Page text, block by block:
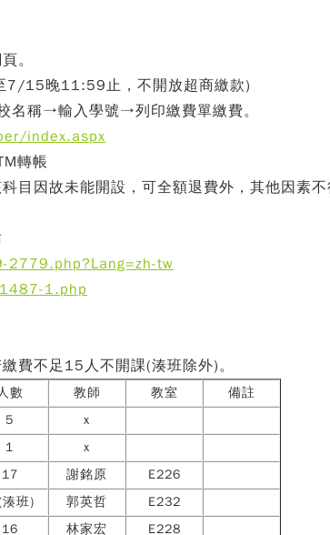
。
15晚11:59止，不開放超商繳款)
名稱→輸入學號→列印繳費單繳費。
index.aspx
轉帳
因故未能開設，可全額退費外，其他因素不
tw
1.php
費不足15人不開課(湊班除外)。
數 教師 教室
備註
5
x
1
x
17 謝銘原
E226
班) 郭英哲
E232
16 林家宏
E228